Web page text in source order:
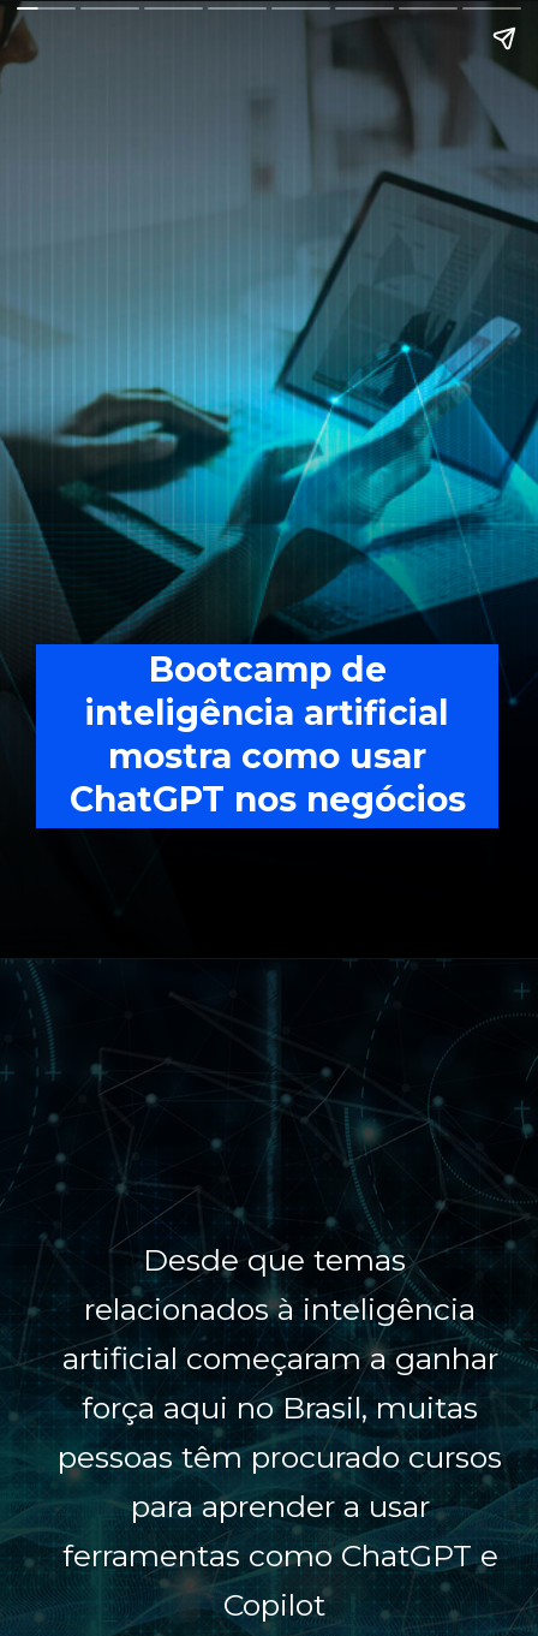
Bootcamp de
inteligência artificial
mostra como usar
ChatGPT nos negócios
Desde que temas
relacionados à inteligência
artificial começaram a ganhar
força aqui no Brasil, muitas
pessoas têm procurado cursos
para aprender a usar
ferramentas como ChatGPT e
Copilot
Desde que temas
relacionados à inteligência
artificial começaram a ganhar
força aqui no Brasil, muitas
pessoas têm procurado cursos
para aprender a usar
ferramentas como ChatGPT e
Copilot